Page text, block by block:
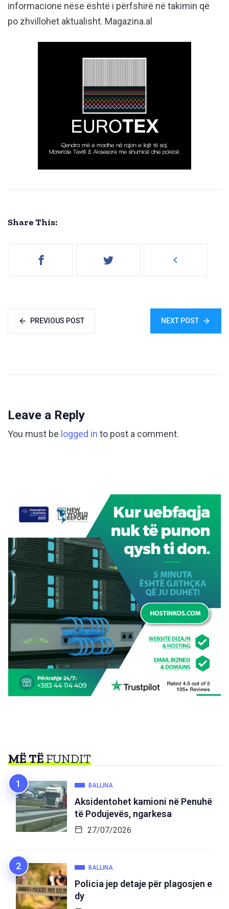
informacione nëse është i përfshirë në takimin që
po zhvillohet aktualisht. Magazina.al
Share This:
PREVIOUS POST NEXT POST
Leave a Reply
You must be logged in to post a comment.
MË TËFUNDIT
BALLINA
Aksidentohet kamioni në Penuhë
të Podujevës, ngarkesa
27/07/2026
BALLINA
Policia jep detaje për plagosjen e
dy